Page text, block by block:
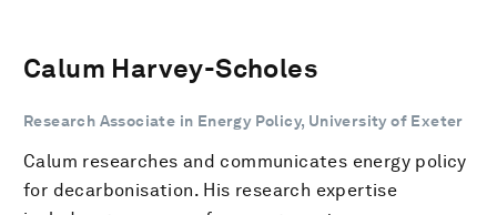
Calum Harvey-Scholes
Research Associate in Energy Policy, University of Exeter
Calum researches and communicates energy policy
for decarbonisation. His research expertise